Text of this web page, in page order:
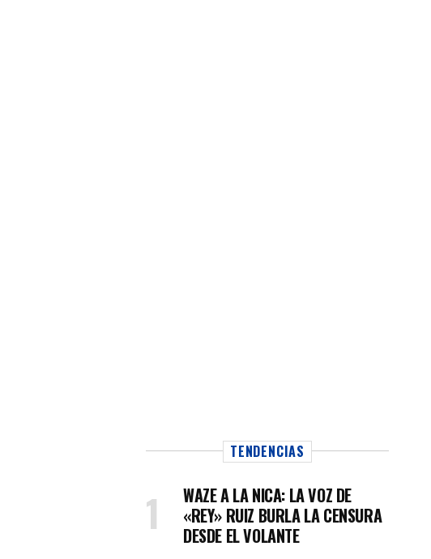
TENDENCIAS
WAZE A LA NICA: LA VOZ DE
«REY» RUIZ BURLA LA CENSURA
DESDE EL VOLANTE